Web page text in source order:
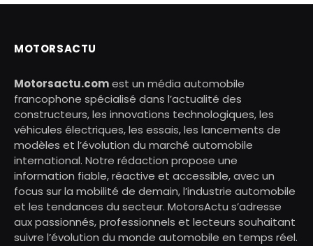
MOTORSACTU
Motorsactu.comest un média automobile
francophone spécialisé dans l’actualité des
constructeurs, les innovations technologiques, les
véhicules électriques, les essais, les lancements de
modèles et l’évolution du marché automobile
international. Notre rédaction propose une
information fiable, réactive et accessible, avec un
focus sur la mobilité de demain, l’industrie automobile
et les tendances du secteur. MotorsActu s’adresse
aux passionnés, professionnels et lecteurs souhaitant
suivre l’évolution du monde automobile en temps réel.